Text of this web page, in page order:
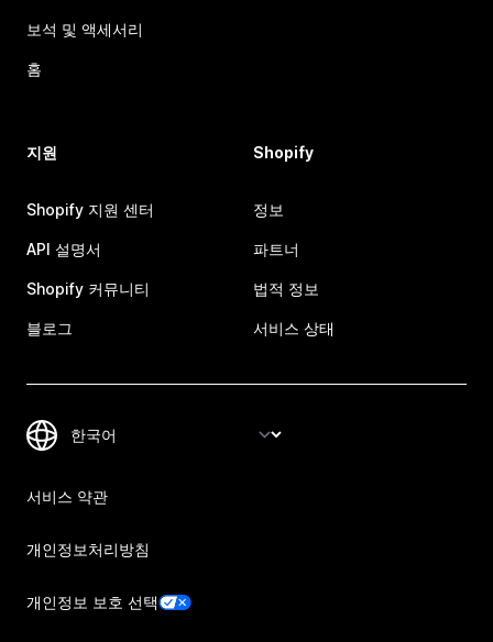
보석 및 액세서리
홈
지원
Shopify 지원 센터
API 설명서
Shopify 커뮤니티
블로그
Shopify
정보
파트너
법적 정보
서비스 상태
서비스 약관
개인정보처리방침
개인정보 보호 선택